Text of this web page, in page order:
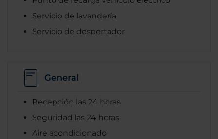
Servicio de lavandería
Servicio de despertador
General
Recepción las 24 horas
Seguridad las 24 horas
Aire acondicionado